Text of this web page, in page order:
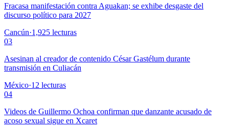
Fracasa manifestación contra Aguakan; se exhibe desgaste del
discurso político para 2027
Cancún·1,925 lecturas
03
Asesinan al creador de contenido César Gastélum durante
transmisión en Culiacán
México·12 lecturas
04
Videos de Guillermo Ochoa confirman que danzante acusado de
acoso sexual sigue en Xcaret